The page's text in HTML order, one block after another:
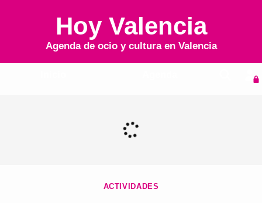
Hoy Valencia
Agenda de ocio y cultura en Valencia
ACTIVIDADES